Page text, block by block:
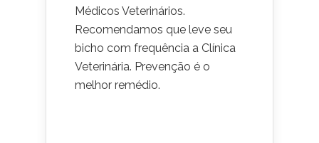
Médicos Veterinários.
Recomendamos que leve seu
bicho com frequência a Clínica
Veterinária. Prevenção é o
melhor remédio.